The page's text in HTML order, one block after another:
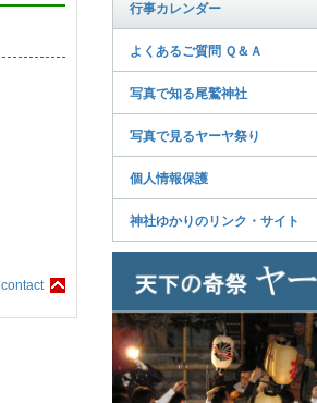
contact
行事カレンダー
よくあるご質問 Ｑ＆Ａ
写真で知る尾鷲神社
写真で見るヤーヤ祭り
個人情報保護
神社ゆかりのリンク・サイト